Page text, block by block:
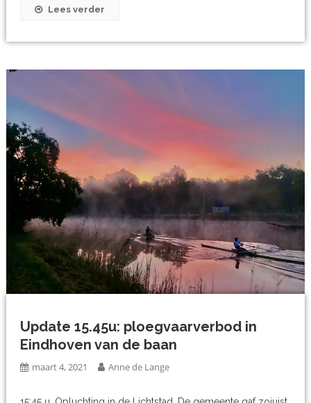
Lees verder
Update 15.45u: ploegvaarverbod in
Eindhoven van de baan
maart 4, 2021 Anne de Lange